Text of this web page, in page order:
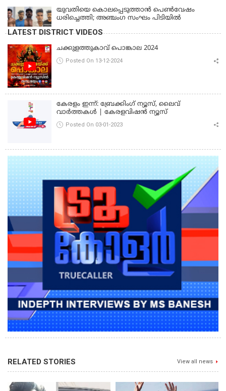
യുവതിയെ കൊലപ്പെടുത്താൻ പെൺവേഷം
ധരിച്ചെത്തി; അഞ്ചംഗ സംഘം പിടിയിൽ
LATEST DISTRICT VIDEOS
ചക്കുളത്തുകാവ് പൊങ്കാല 2024
Posted On 13-12-2024
കേരളം ഇന്ന്: ബ്രേക്കിംഗ് ന്യൂസ്, ലൈവ്
വാർത്തകൾ | കേരളവിഷൻ ന്യൂസ്
Posted On 03-01-2023
RELATED STORIES View all news